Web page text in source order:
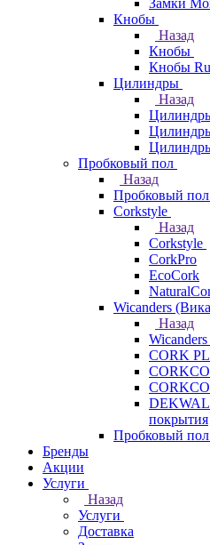
Замки
Кнобы
Назад
Кнобы
Кнобы
Цилиндры
Назад
Пробковый пол
Назад
Пробковый пол
Corkstyle
Назад
Corkstyle
CorkPro
EcoCork
Wicanders
Назад
CORK
покрытия
Пробковый
Бренды
Акции
Услуги
Назад
Услуги
Доставка